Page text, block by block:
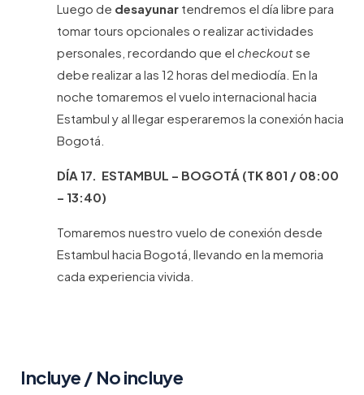
Luego de desayunar tendremos el día libre para
tomar tours opcionales o realizar actividades
personales, recordando que el checkoutse
debe realizar a las 12 horas del mediodía. En la
noche tomaremos el vuelo internacional hacia
Estambul y al llegar esperaremos la conexión hacia
Bogotá.
DÍA 17. ESTAMBUL – BOGOTÁ (TK 801 / 08:00
– 13:40)
Tomaremos nuestro vuelo de conexión desde
Estambul hacia Bogotá, llevando en la memoria
cada experiencia vivida.
Incluye / No incluye